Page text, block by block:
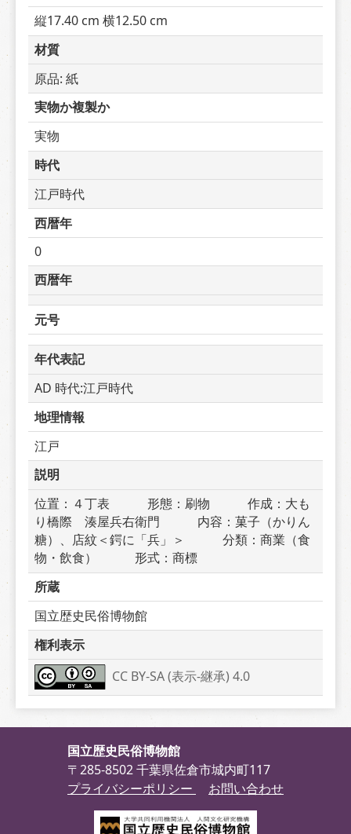
縦17.40 cm 横12.50 cm
材質
原品: 紙
実物か複製か
実物
時代
江戸時代
西暦年
0
西暦年
元号
年代表記
AD 時代:江戸時代
地理情報
江戸
説明
位置：４丁表　　　形態：刷物　　　作成：大も
り橋際　湊屋兵右衛門　　　内容：菓子（かりん
糖）、店紋＜鍔に「兵」＞　　　分類：商業（食
物・飲食）　　　形式：商標
所蔵
国立歴史民俗博物館
権利表示
CC BY-SA (表示-継承) 4.0
国立歴史民俗博物館
〒285-8502 千葉県佐倉市城内町117
プライバシーポリシー
お問い合わせ